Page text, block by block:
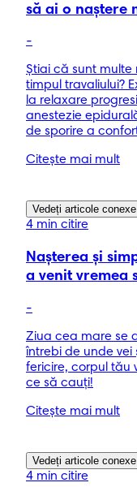
să ai o naștere
-
Știai că sunt
timpul travaliului?
la relaxare
anestezie
de sporire a
Citește mai mult
Vedeți articole conexe
4 min citire
Nașterea și
a venit vremea
-
Ziua cea mare se
întrebi de unde vei
fericire, corpul tău
ce să cauți!
Citește mai mult
Vedeți articole conexe
4 min citire